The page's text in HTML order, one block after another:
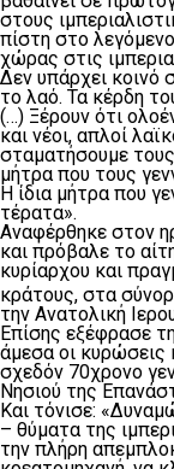
στους
πίστη στο
χώρας στις
Δεν υπάρχει κοινό
το λαό. Τα κέρδη
(…) Ξέρουν ότι
και νέοι, απλοί
σταματήσουμε
μήτρα που τους
Η ίδια μήτρα που
τέρατα».
Αναφέρθηκε στον
και πρόβαλε το
κυρίαρχου και
κράτους, στα
την Ανατολική
Επίσης εξέφρασε
άμεσα οι κυρώσεις
σχεδόν 70χρονο
Νησιού της
Και τόνισε:
– θύματα της
την πλήρη